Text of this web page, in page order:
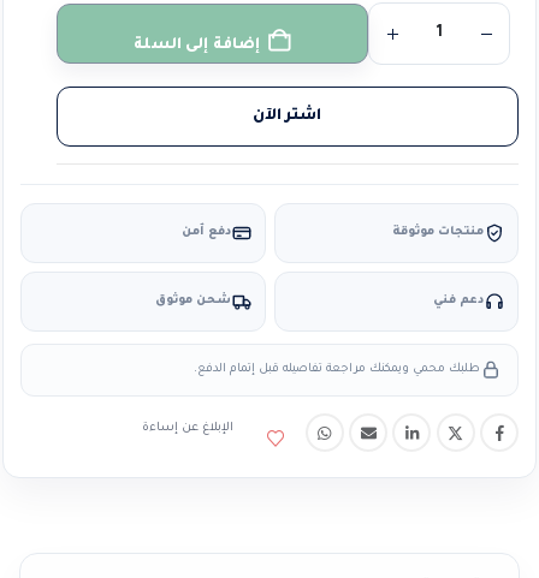
إضافة إلى السلة
اشتر الآن
منتجات موثوقة دفع آمن
دعم فني شحن موثوق
طلبك محمي ويمكنك مراجعة تفاصيله قبل إتمام الدفع.
الإبلاغ عن إساءة